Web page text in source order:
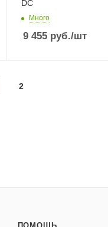
DC
Много
9 455руб./шт
2